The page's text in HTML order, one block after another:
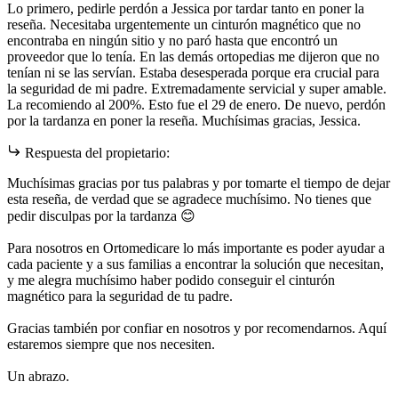
Lo primero, pedirle perdón a Jessica por tardar tanto en poner la
reseña. Necesitaba urgentemente un cinturón magnético que no
encontraba en ningún sitio y no paró hasta que encontró un
proveedor que lo tenía. En las demás ortopedias me dijeron que no
tenían ni se las servían. Estaba desesperada porque era crucial para
la seguridad de mi padre. Extremadamente servicial y super amable.
La recomiendo al 200%. Esto fue el 29 de enero. De nuevo, perdón
por la tardanza en poner la reseña. Muchísimas gracias, Jessica.
Respuesta del propietario:
Muchísimas gracias por tus palabras y por tomarte el tiempo de dejar
esta reseña, de verdad que se agradece muchísimo. No tienes que
pedir disculpas por la tardanza 😊
Para nosotros en Ortomedicare lo más importante es poder ayudar a
cada paciente y a sus familias a encontrar la solución que necesitan,
y me alegra muchísimo haber podido conseguir el cinturón
magnético para la seguridad de tu padre.
Gracias también por confiar en nosotros y por recomendarnos. Aquí
estaremos siempre que nos necesiten.
Un abrazo.